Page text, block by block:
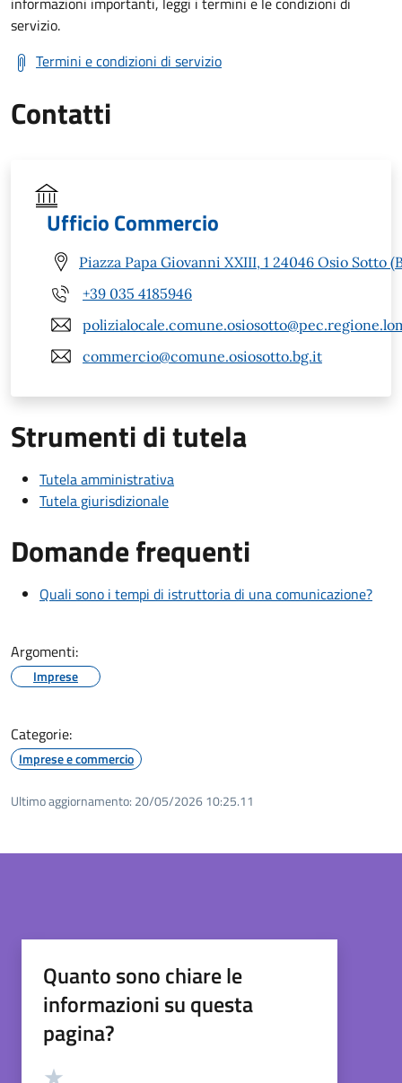
servizio.
Termini e condizioni di servizio
Contatti
Ufficio Commercio
Piazza Papa Giovanni XXIII, 1 24046 Osio Sotto
+39 035 4185946
commercio@comune.osiosotto.bg.it
Strumenti di tutela
Tutela amministrativa
Tutela giurisdizionale
Domande frequenti
Quali sono i tempi di istruttoria di una comunicazione?
Argomenti:
Imprese
Categorie:
Imprese e commercio
Ultimo aggiornamento: 20/05/2026 10:25.11
Quanto sono chiare le
informazioni su questa
pagina?
Valutazione